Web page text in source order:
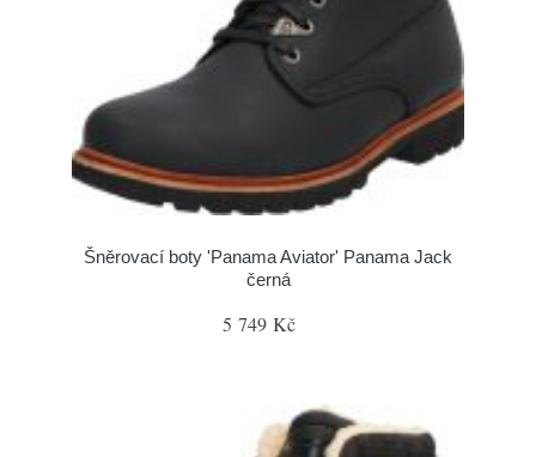
Šněrovací boty 'Panama Aviator' Panama Jack
černá
5 749 Kč